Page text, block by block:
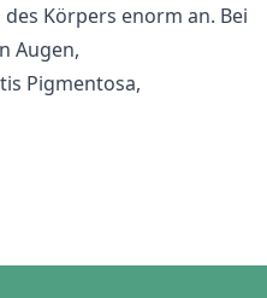
Körpers enorm an. Bei
Augen,
Pigmentosa,